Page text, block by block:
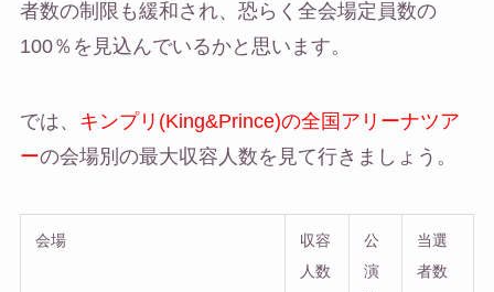
者数の制限も緩和され、恐らく全会場定員数の
100％を見込んでいるかと思います。
では、 キンプリ(King&Prince)の全国アリーナツア
ーの会場別の最大収容人数を見て行きましょう。
会場
収容
人数
公
演
当選
者数